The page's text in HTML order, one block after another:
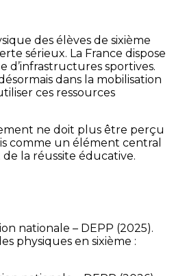
des élèves de sixième
sérieux. La France dispose
d’infrastructures sportives.
dans la mobilisation
ces ressources
ne doit plus être perçu
comme un élément central
la réussite éducative.
nationale – DEPP (2025).
physiques en sixième :